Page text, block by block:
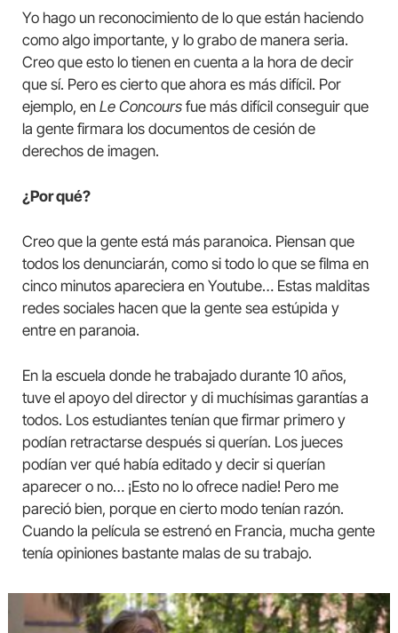
Yo hago un reconocimiento de lo que están haciendo
como algo importante, y lo grabo de manera seria.
Creo que esto lo tienen en cuenta a la hora de decir
que sí. Pero es cierto que ahora es más difícil. Por
ejemplo, en Le Concours fue más difícil conseguir que
la gente firmara los documentos de cesión de
derechos de imagen.
¿Por qué?
Creo que la gente está más paranoica. Piensan que
todos los denunciarán, como si todo lo que se filma en
cinco minutos apareciera en Youtube… Estas malditas
redes sociales hacen que la gente sea estúpida y
entre en paranoia.
En la escuela donde he trabajado durante 10 años,
tuve el apoyo del director y di muchísimas garantías a
todos. Los estudiantes tenían que firmar primero y
podían retractarse después si querían. Los jueces
podían ver qué había editado y decir si querían
aparecer o no… ¡Esto no lo ofrece nadie! Pero me
pareció bien, porque en cierto modo tenían razón.
Cuando la película se estrenó en Francia, mucha gente
tenía opiniones bastante malas de su trabajo.